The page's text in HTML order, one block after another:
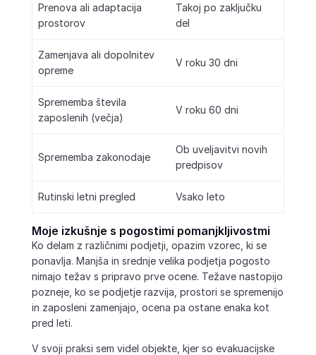
Prenova ali adaptacija
prostorov
Takoj po zaključku
del
Zamenjava ali dopolnitev
opreme
V roku 30 dni
Sprememba števila
zaposlenih (večja)
V roku 60 dni
Sprememba zakonodaje
Ob uveljavitvi novih
predpisov
Rutinski letni pregled Vsako leto
Moje izkušnje s pogostimi pomanjkljivostmi
Ko delam z različnimi podjetji, opazim vzorec, ki se
ponavlja. Manjša in srednje velika podjetja pogosto
nimajo težav s pripravo prve ocene. Težave nastopijo
pozneje, ko se podjetje razvija, prostori se spremenijo
in zaposleni zamenjajo, ocena pa ostane enaka kot
pred leti.
V svoji praksi sem videl objekte, kjer so evakuacijske